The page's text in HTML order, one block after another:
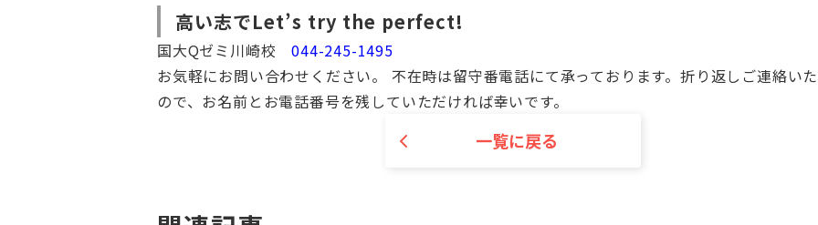
高い志でLet’s try the perfect!
国大Qゼミ川崎校044-245-1495
お気軽にお問い合わせください。 不在時は留守番電話にて承っております。折り返しご連絡い
ので、お名前とお電話番号を残していただければ幸いです。
一覧に戻る